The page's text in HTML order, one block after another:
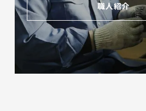
職人紹介